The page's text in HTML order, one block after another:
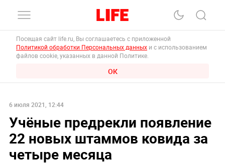
Посещая сайт life.ru, Вы соглашаетесь с приложенной
Политикой обработки Персональных данных и с использованием
файлов cookie, указанных в данной Политике.
ОК
6 июля 2021, 12:44
Учёные предрекли появление
22 новых штаммов ковида за
четыре месяца